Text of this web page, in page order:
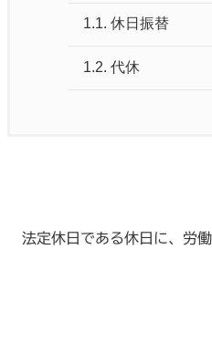
1.1. 休日振替
1.2. 代休
法定休日である休日に、労